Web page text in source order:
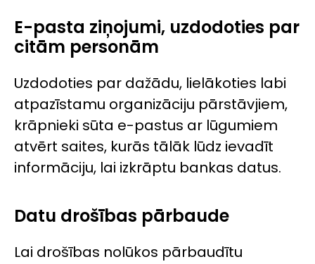
E-pasta ziņojumi, uzdodoties par
citām personām
Uzdodoties par dažādu, lielākoties labi
atpazīstamu organizāciju pārstāvjiem,
krāpnieki sūta e-pastus ar lūgumiem
atvērt saites, kurās tālāk lūdz ievadīt
informāciju, lai izkrāptu bankas datus.
Datu drošības pārbaude
Lai drošības nolūkos pārbaudītu